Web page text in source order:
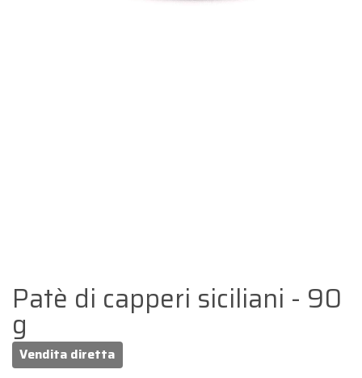
Patè di capperi siciliani - 90
g
Vendita diretta